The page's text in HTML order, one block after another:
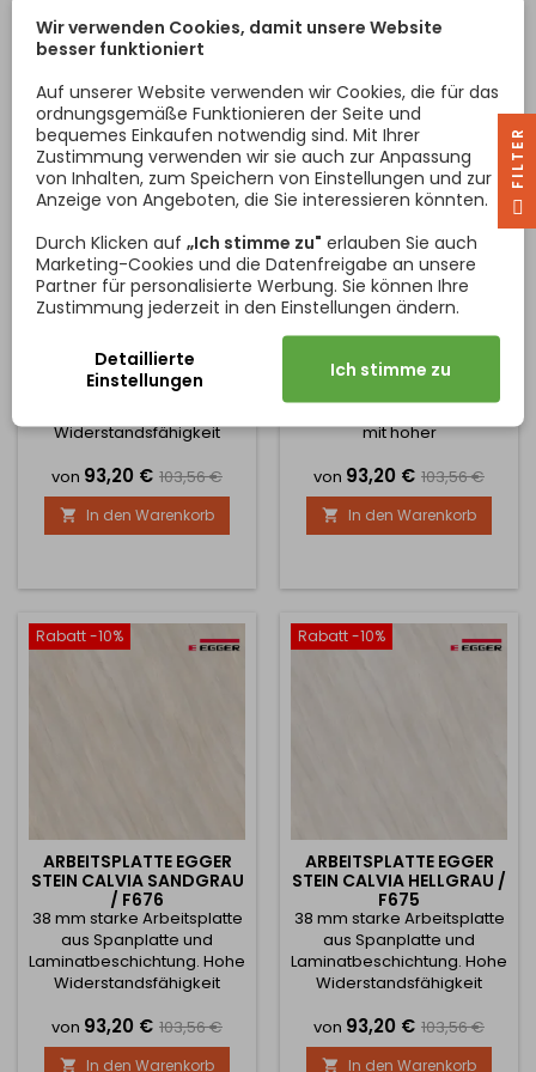
können das Produkt nach
Maß anfertigen lassen.
die Option Sondermaße
und geben Sie die
gewünschten Maße...
können das Produkt nach
die Option Sondermaße
und geben Sie die
gewünschten Maße...
Rabatt -10%
ARBEITSPLATTE EGGER
RUSTIKAL / H011
38 mm starke Arbeitsplatte
aus Spanplatte und
Widerstandsfähigkeit
Beanspruchung oder hohe
Temperaturen während
des Gebrauchs. Sie haben
die Wahl zwischen
können das Produkt nach
Wählen Sie in diesem Fall
die Option Sondermaße
von Preis
93,20 € Verkaufspreis
103,56 €
 In den Warenkorb
Rabatt -10%
ARBEITSPLATTE EGGER
MARMOR KRISTALL /
Die Arbeitsplatte EGGER
elegantes Marmor-Design
mit hoher
realistischen
Dekoroberfläche F800 ST76
wirkt sie luxuriös und zeitlos
und imitiert dabei die
Kristallmarmors – dezenter
und feine Farbübergänge.
Die Platte besteht aus
von Preis
93,20 € 103,56 €
 In den Warenkorb
Rabatt -10%
ARBEITSPLATTE EGGER
STEIN CALVIA SANDGRAU
/ F676
38 mm starke Arbeitsplatte
aus Spanplatte und
Laminatbeschichtung. Hohe
Widerstandsfähigkeit
Beanspruchung oder hohe
Temperaturen während
von Preis
93,20 € Verkaufspreis
103,56 €
 In den Warenkorb
Rabatt -10%
ARBEITSPLATTE EGGER
STEIN CALVIA HELLGRAU /
F675
38 mm starke Arbeitsplatte
aus Spanplatte und
Laminatbeschichtung. Hohe
Widerstandsfähigkeit
Beanspruchung oder hohe
Temperaturen während
von Preis
93,20 € 103,56 €
 In den Warenkorb
Wir verwenden Cookies, damit unsere Website
besser funktioniert
Auf unserer Website verwenden wir Cookies, die für das
ordnungsgemäße Funktionieren der Seite und
bequemes Einkaufen notwendig sind. Mit Ihrer
Zustimmung verwenden wir sie auch zur Anpassung
von Inhalten, zum Speichern von Einstellungen und zur
Anzeige von Angeboten, die Sie interessieren könnten.
Durch Klicken auf „Ich stimme zu" erlauben Sie auch
Marketing-Cookies und die Datenfreigabe an unsere
Partner für personalisierte Werbung. Sie können Ihre
Zustimmung jederzeit in den Einstellungen ändern.
Detaillierte
Einstellungen
Ich stimme zu
R